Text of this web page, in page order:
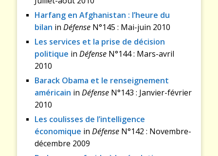
Harfang en Afghanistan : l’heure du
bilan in Défense N°145 : Mai-juin 2010
Les services et la prise de décision
politique in Défense N°144 : Mars-avril
2010
Barack Obama et le renseignement
américain in Défense N°143 : Janvier-février
2010
Les coulisses de l’intelligence
économique in Défense N°142 : Novembre-
décembre 2009